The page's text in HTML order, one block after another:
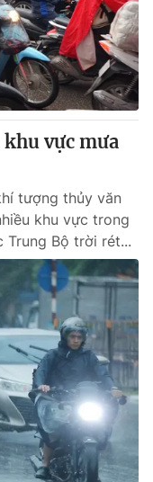
vực mưa
tượng thủy văn
khu vực trong
Trung Bộ trời rét...